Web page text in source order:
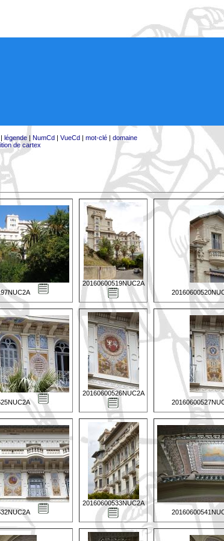
légende| NumCd| VueCd| mot-clé| domaine
de cartex
20160600519NUC2A
20160600526NUC2A
20160600533NUC2A